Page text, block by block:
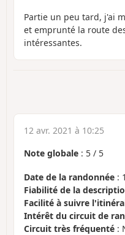
Partie un peu tard, j'ai
et emprunté la route
intéressantes.
12 avr. 2021 à 10:25
Note globale : 5 / 5
Date de la randonnée :
Fiabilité de la
Facilité à suivre
Intérêt du circuit de
Circuit très fréquenté :